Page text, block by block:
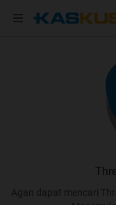
Agan dapat mencari